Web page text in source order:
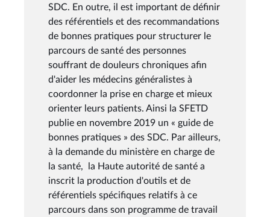
SDC. En outre, il est important de définir
des référentiels et des recommandations
de bonnes pratiques pour structurer le
parcours de santé des personnes
souffrant de douleurs chroniques afin
d'aider les médecins généralistes à
coordonner la prise en charge et mieux
orienter leurs patients. Ainsi la SFETD
publie en novembre 2019 un « guide de
bonnes pratiques » des SDC. Par ailleurs,
à la demande du ministère en charge de
la santé, la Haute autorité de santé a
inscrit la production d'outils et de
référentiels spécifiques relatifs à ce
parcours dans son programme de travail